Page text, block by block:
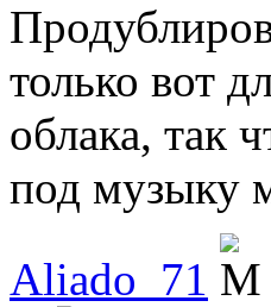
только вот
облака, так
под музыку
Aliado_71